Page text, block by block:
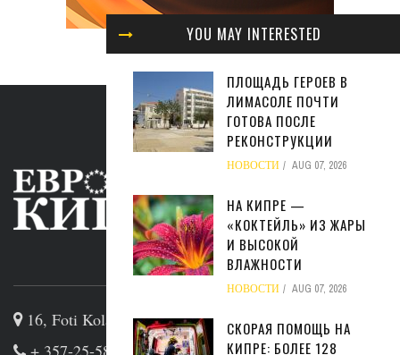
YOU MAY INTERESTED
ПЛОЩАДЬ ГЕРОЕВ В
ЛИМАСОЛЕ ПОЧТИ
ГОТОВА ПОСЛЕ
РЕКОНСТРУКЦИИ
НОВОСТИ AUG 07, 2026
НА КИПРЕ —
«КОКТЕЙЛЬ» ИЗ ЖАРЫ
И ВЫСОКОЙ
ВЛАЖНОСТИ
НОВОСТИ AUG 07, 2026
СКОРАЯ ПОМОЩЬ НА
КИПРЕ: БОЛЕЕ 128
ABOUT US
16, Foti Kolakidi str, 3031, Limassol, Cyprus
+ 357-25-581133